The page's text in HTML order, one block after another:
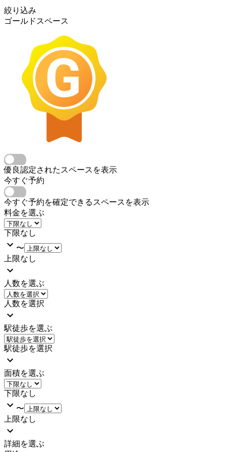
絞り込み
ゴールドスペース
優良認定されたスペースを表示
今すぐ予約
今すぐ予約を確定できるスペースを表示
料金を選ぶ
下限なし
〜
上限なし
人数を選ぶ
人数を選択
駅徒歩を選ぶ
駅徒歩を選択
面積を選ぶ
下限なし
〜
上限なし
詳細を選ぶ